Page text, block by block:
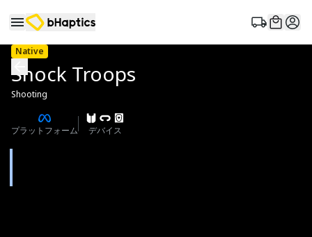
Native
Shock Troops
Shooting
プラットフォーム デバイス